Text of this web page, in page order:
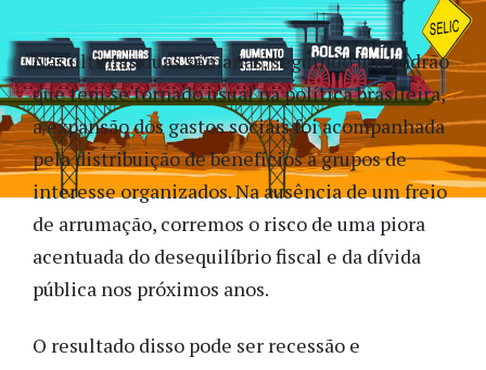
Nas últimas duas semanas, seguindo um padrão
que tem se tornado usual na política brasileira,
a expansão dos gastos sociais foi acompanhada
pela distribuição de benefícios a grupos de
interesse organizados. Na ausência de um freio
de arrumação, corremos o risco de uma piora
acentuada do desequilíbrio fiscal e da dívida
pública nos próximos anos.
O resultado disso pode ser recessão e